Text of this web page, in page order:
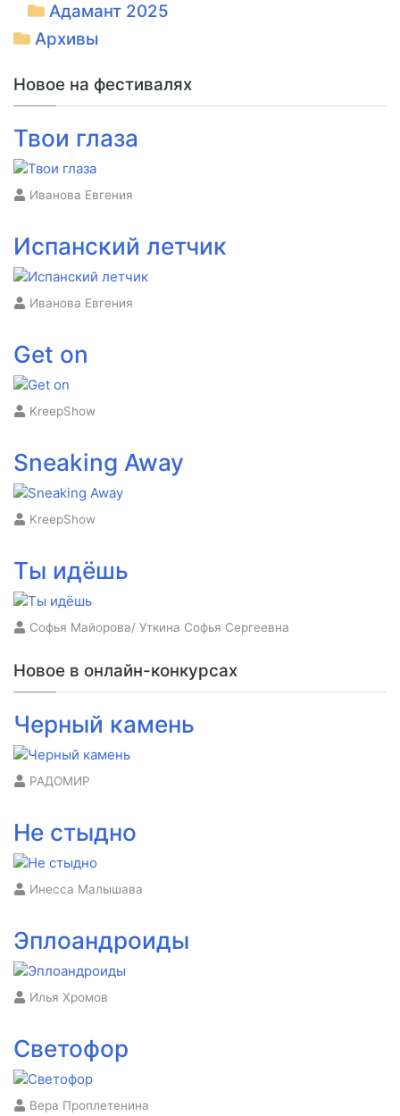
Адамант 2025
Архивы
Новое на фестивалях
Твои глаза
Иванова Евгения
Испанский летчик
Иванова Евгения
Get on
KreepShow
Sneaking Away
KreepShow
Ты идёшь
Софья Майорова/ Уткина Софья Сергеевна
Новое в онлайн-конкурсах
Черный камень
РАДОМИР
Не стыдно
Инесса Малышава
Эплоандроиды
Илья Хромов
Светофор
Вера Проплетенина